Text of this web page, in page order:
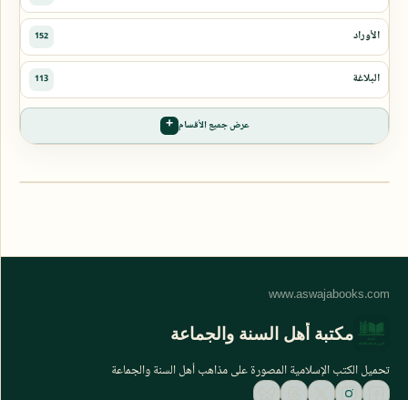
عرض جميع الأقسام
مكتبة أهل السنة والجماعة
تحميل الكتب الإسلامية المصورة على مذاهب أهل السنة والجماعة